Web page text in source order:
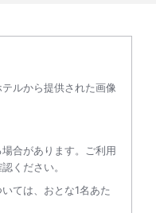
ルから提供された画像
合があります。ご利用
ください。
ては、おとな1名あた